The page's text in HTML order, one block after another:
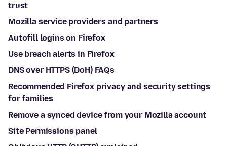
trust
Mozilla service providers and partners
Autofill logins on Firefox
Use breach alerts in Firefox
DNS over HTTPS (DoH) FAQs
Recommended Firefox privacy and security settings
for families
Remove a synced device from your Mozilla account
Site Permissions panel